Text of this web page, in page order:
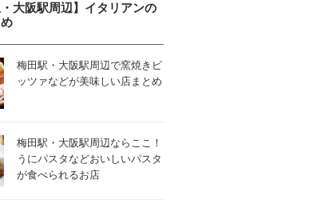
・大阪駅周辺】イタリアンの
梅田駅・大阪駅周辺で窯焼きピ
ッツァなどが美味しい店まとめ
梅田駅・大阪駅周辺ならここ！
うにパスタなどおいしいパスタ
が食べられるお店